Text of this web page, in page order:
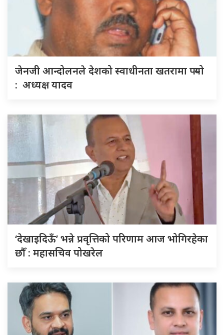
जेनजी आन्दोलनले देशको स्वाधीनता खतरामा पर्‍यो
: अध्यक्ष यादव
‘देखाइदिऊँ’ भन्ने प्रवृत्तिको परिणाम आज भोगिरहेका
छौँ : महासचिव पोखरेल